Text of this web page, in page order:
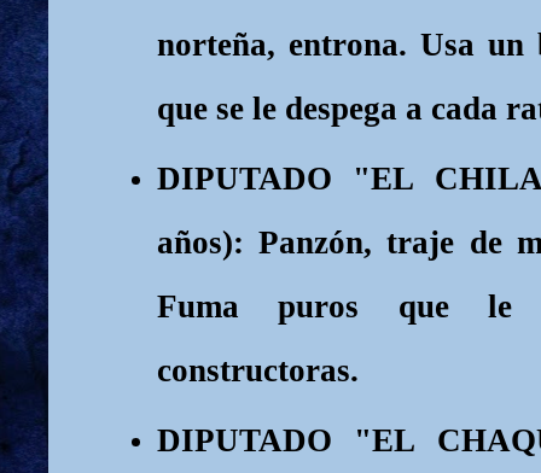
norteña, entrona. Usa un
que se le despega a cada
DIPUTADO "EL
años): Panzón, traje de
Fuma puros que le
constructoras.
DIPUTADO "EL